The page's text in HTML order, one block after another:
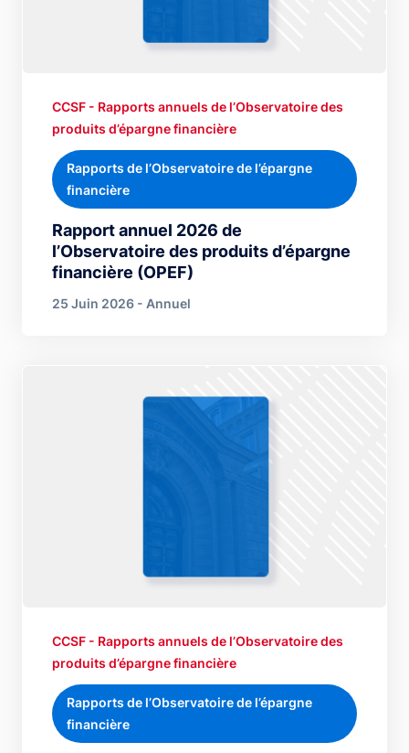
Rapport annuel 2026 de
l’Observatoire des produits d’épargne
financière (OPEF)
CCSF - Rapports annuels de l’Observatoire des
produits d’épargne financière
Rapports de l’Observatoire de l’épargne
financière
25 Juin 2026 - Annuel
CCSF - Rapports annuels de l’Observatoire des
produits d’épargne financière
Rapports de l’Observatoire de l’épargne
financière